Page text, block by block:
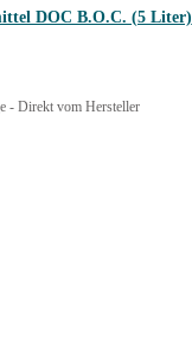
DOC B.O.C. (5 Liter)
- Direkt vom Hersteller